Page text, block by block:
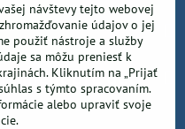
pre deti
návštevy tejto webovej
údajov o jej
použiť nástroje a služby
sa môžu preniesť k
Kliknutím na „Prijať
s týmto spracovaním.
alebo upraviť svoje